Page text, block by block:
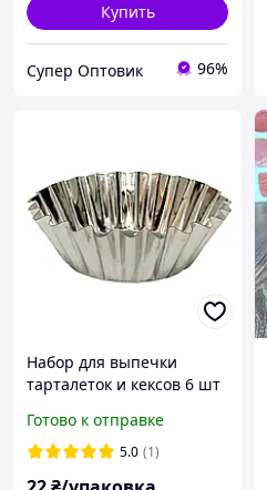
Купить
Супер Оптовик 96%
Набор для выпечки
тарталеток и кексов 6 шт
Готово к отправке
5.0 (1)